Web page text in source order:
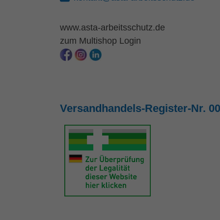
www.asta-arbeitsschutz.de
zum Multishop Login
Versandhandels-Register-Nr.